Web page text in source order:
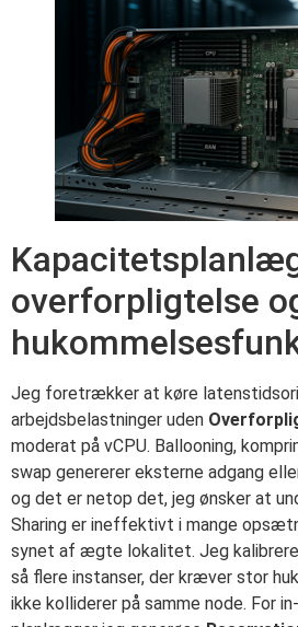
overforpligtelse
Jeg foretrækker at køre
arbejdsbelastninger uden
moderat på vCPU. Ballooning,
swap genererer eksterne adgang
og det er netop det, jeg ønsker at
Sharing er ineffektivt i mange
synet af ægte lokalitet. Jeg
så flere instanser, der kræver stor
ikke kolliderer på samme node. For